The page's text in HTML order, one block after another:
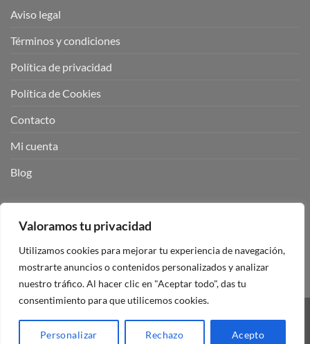
Valoramos tu privacidad
Utilizamos cookies para mejorar tu experiencia de navegación,
mostrarte anuncios o contenidos personalizados y analizar
nuestro tráfico. Al hacer clic en "Aceptar todo", das tu
consentimiento para que utilicemos cookies.
Personalizar Rechazo Acepto
Aviso legal
Términos y condiciones
Política de privacidad
Política de Cookies
Contacto
Mi cuenta
Blog
Visa PayPal Stripe MasterCard